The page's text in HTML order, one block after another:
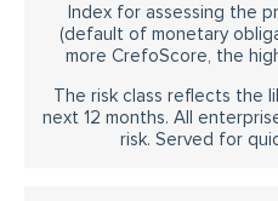
Index for assessing the
(default of monetary
more CrefoScore, the
The risk class reflects the
next 12 months. All
risk. Served for